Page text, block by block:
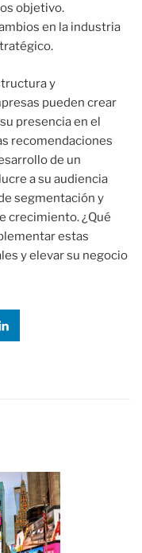
objetivo.
en la industria
y
pueden crear
presencia en el
recomendaciones
de un
a su audiencia
segmentación y
crecimiento. ¿Qué
estas
y elevar su negocio